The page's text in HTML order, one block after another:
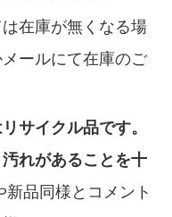
在庫が無くなる場
ールにて在庫のご
サイクル品です。
れがあることを十
新品同様とコメント